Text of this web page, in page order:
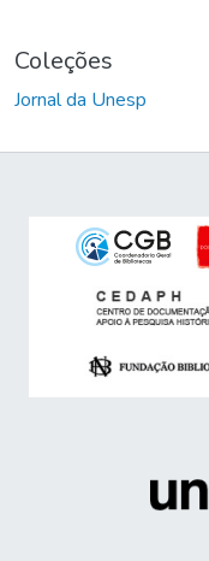
Coleções
Jornal da Unesp